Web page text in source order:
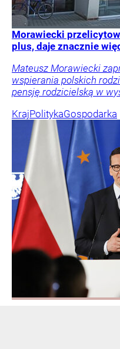
Morawiecki
plus, daje znacznie
Mateusz Morawiecki
wspierania polskich
pensję rodzicielską w
KrajPolitykaGospodarka